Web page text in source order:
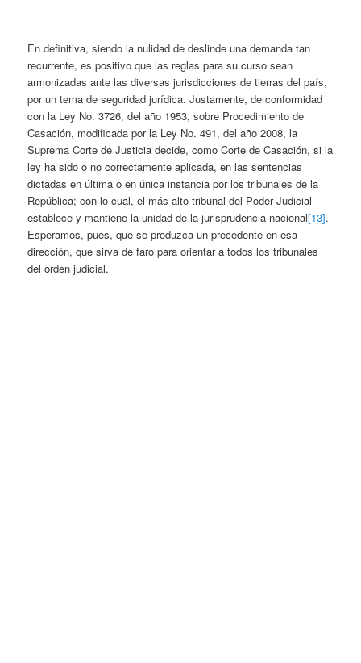
En definitiva, siendo la nulidad de deslinde una demanda tan
recurrente, es positivo que las reglas para su curso sean
armonizadas ante las diversas jurisdicciones de tierras del país,
por un tema de seguridad jurídica. Justamente, de conformidad
con la Ley No. 3726, del año 1953, sobre Procedimiento de
Casación, modificada por la Ley No. 491, del año 2008, la
Suprema Corte de Justicia decide, como Corte de Casación, si la
ley ha sido o no correctamente aplicada, en las sentencias
dictadas en última o en única instancia por los tribunales de la
República; con lo cual, el más alto tribunal del Poder Judicial
establece y mantiene la unidad de la jurisprudencia nacional[13].
Esperamos, pues, que se produzca un precedente en esa
dirección, que sirva de faro para orientar a todos los tribunales
del orden judicial.